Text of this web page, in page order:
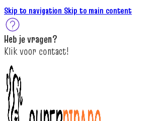
Skip to navigation Skip to main content
Heb jevragen?
Klikvoor contact!